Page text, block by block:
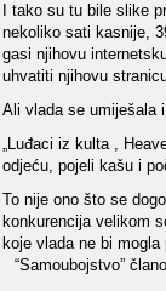
I tako su tu bile slike
nekoliko sati kasnije,
gasi njihovu
uhvatiti njihovu
Ali vlada se umiješala
„Luđaci iz kulta ,
odjeću, pojeli kašu i
To nije ono što se
konkurencija velikom
koje vlada ne bi mogla
“Samoubojstvo”